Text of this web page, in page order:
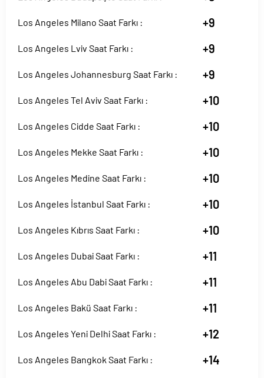
Los Angeles Milano Saat Farkı : +9
Los Angeles Lviv Saat Farkı : +9
Los Angeles Johannesburg Saat Farkı : +9
Los Angeles Tel Aviv Saat Farkı : +10
Los Angeles Cidde Saat Farkı : +10
Los Angeles Mekke Saat Farkı : +10
Los Angeles Medine Saat Farkı : +10
Los Angeles İstanbul Saat Farkı : +10
Los Angeles Kıbrıs Saat Farkı : +10
Los Angeles Dubai Saat Farkı : +11
Los Angeles Abu Dabi Saat Farkı : +11
Los Angeles Bakü Saat Farkı : +11
Los Angeles Yeni Delhi Saat Farkı : +12
Los Angeles Bangkok Saat Farkı : +14